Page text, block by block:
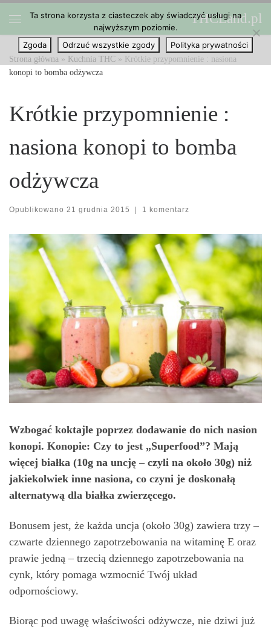
Przejdź do treści THCLand.pl
Strona główna » Kuchnia THC » Krótkie przypomnienie : nasiona
konopi to bomba odżywcza
Krótkie przypomnienie :
nasiona konopi to bomba
odżywcza
Opublikowano 21 grudnia 2015 | 1 komentarz
Wzbogać koktajle poprzez dodawanie do nich nasion
konopi. Konopie: Czy to jest „Superfood”? Mają
więcej białka (10g na uncję – czyli na około 30g) niż
jakiekolwiek inne nasiona, co czyni je doskonałą
alternatywą dla białka zwierzęcego.
Bonusem jest, że każda uncja (około 30g) zawiera trzy –
czwarte dziennego zapotrzebowania na witaminę E oraz
prawie jedną – trzecią dziennego zapotrzebowania na
cynk, który pomaga wzmocnić Twój układ
odpornościowy.
Biorąc pod uwagę właściwości odżywcze, nie dziwi już
Ta strona korzysta z ciasteczek aby świadczyć usługi na
najwyższym poziomie.
Zgoda
Odrzuć wszystkie zgody Polityka prywatności